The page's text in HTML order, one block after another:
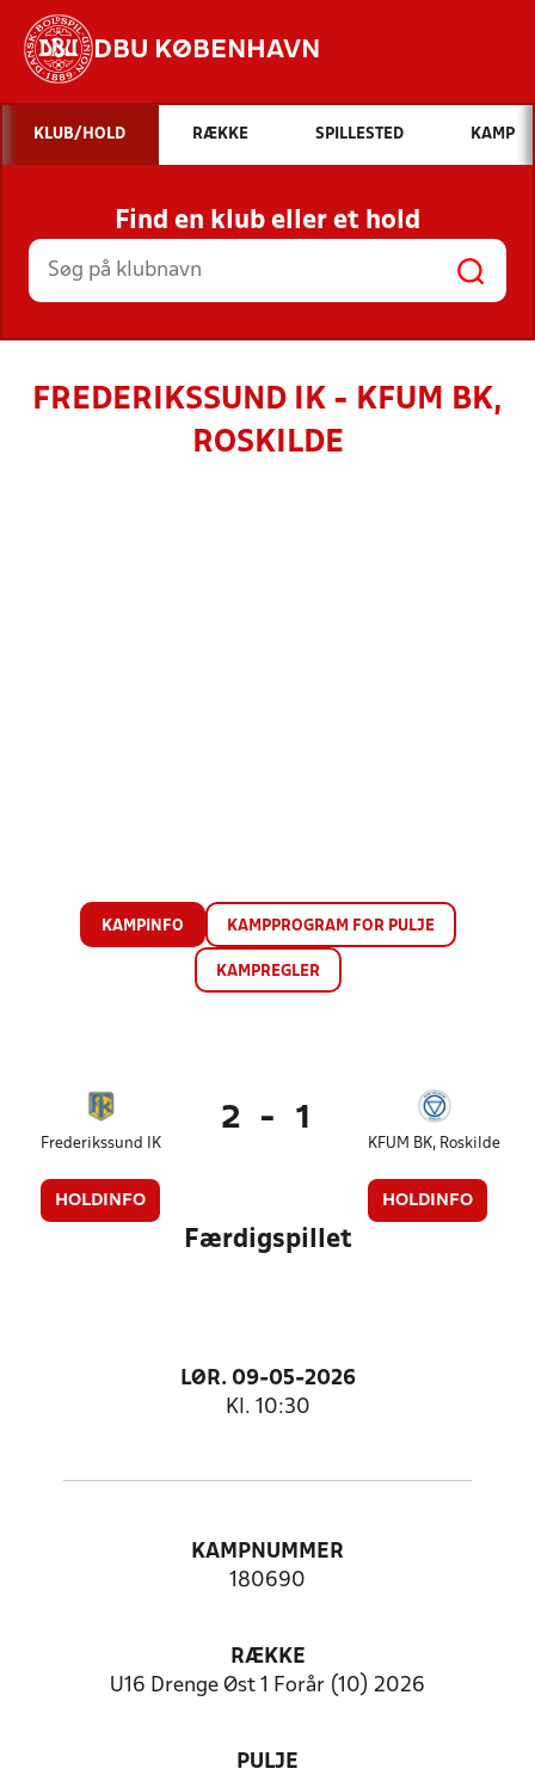
DBU KØBENHAVN
Hvad vil du søge efter?
INDHOLD OG NYHEDER
STILLINGER, RESULTATER, KLUBBER OG
HOLD
KLUB/HOLD RÆKKE SPILLESTED KAMP
Find en klub eller et hold
FREDERIKSSUND IK - KFUM BK,
ROSKILDE
KAMPINFO KAMPPROGRAM FOR PULJE
KAMPREGLER
Frederikssund IK
HOLDINFO
2 - 1
KFUM BK, Roskilde
HOLDINFO
Færdigspillet
LØR. 09-05-2026
Kl. 10:30
KAMPNUMMER
180690
RÆKKE
U16 Drenge Øst 1 Forår (10) 2026
PULJE